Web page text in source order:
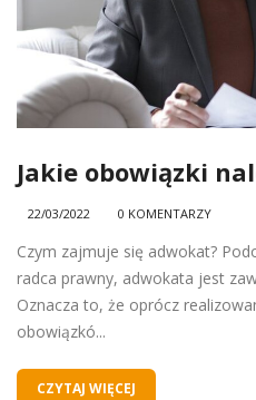
Jakie obowiązki
22/03/2022 0 KOMENTARZY
Czym zajmuje się adwokat?
radca prawny, adwokata jest
Oznacza to, że oprócz
obowiązkó...
CZYTAJ WIĘCEJ